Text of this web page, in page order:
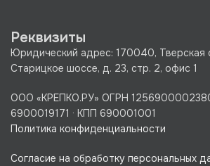
Реквизиты
Юридический адрес: 170040, Тверская
Старицкое шоссе, д. 23, стр. 2, офис 1
ООО «КРЕПКО.РУ» ОГРН
6900019171 · КПП 690001001
Политика конфиденциальности
Согласие на обработку персональных